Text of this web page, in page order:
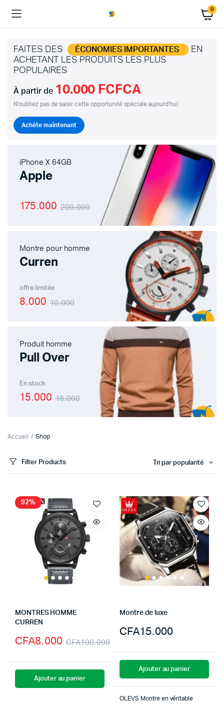
0
FAITES DES ÉCONOMIES IMPORTANTES
EN
ACHETANT LES PRODUITS LES PLUS
POPULAIRES
À partir de 10.000 FCFCA
N'oubliez pas de saisir cette opportunité spéciale aujourd'hui
Achète maintenant
iPhone X 64GB
Apple
200.000
175.000
Montre pour homme
Curren
offre limitée
10.000
8.000
Produit homme
Pull Over
En stock
18.000
15.000
Accueil Shop
Filter Products Tri par popularité
92%
MONTRES HOMME
CURREN
CFA100.000
CFA8.000
Ajouter au panier
Montre de luxe
CFA15.000
Ajouter au panier
OLEVS Montre en véritable